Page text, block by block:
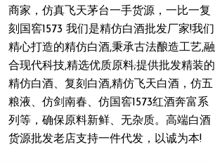
商家，仿真飞天茅台一手货源，一比一复
刻国窖1573 我们是精仿白酒批发厂家!我们
精心打造的精仿白酒,秉承古法酿造工艺,融
合现代科技,精选优质原料;提供批发精装的
精仿白酒、复刻白酒,精仿飞天白酒，仿五
粮液、仿剑南春、仿国窖1573红酒奔富系
列等，确保原料新鲜、无杂质。高端白酒
货源批发老店支持一件代发，以诚为本!